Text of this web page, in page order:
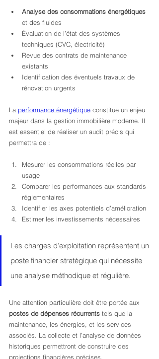
Analyse des consommations énergétiques
et des fluides
Évaluation de l’état des systèmes
techniques (CVC, électricité)
Revue des contrats de maintenance
existants
Identification des éventuels travaux de
rénovation urgents
La performance énergétique constitue un enjeu
majeur dans la gestion immobilière moderne. Il
est essentiel de réaliser un audit précis qui
permettra de :
Mesurer les consommations réelles par
usage
Comparer les performances aux standards
réglementaires
Identifier les axes potentiels d’amélioration
Estimer les investissements nécessaires
Les charges d’exploitation représentent un
poste financier stratégique qui nécessite
une analyse méthodique et régulière.
Une attention particulière doit être portée aux
postes de dépenses récurrents tels que la
maintenance, les énergies, et les services
associés. La collecte et l’analyse de données
historiques permettront de construire des
projections financières précises.